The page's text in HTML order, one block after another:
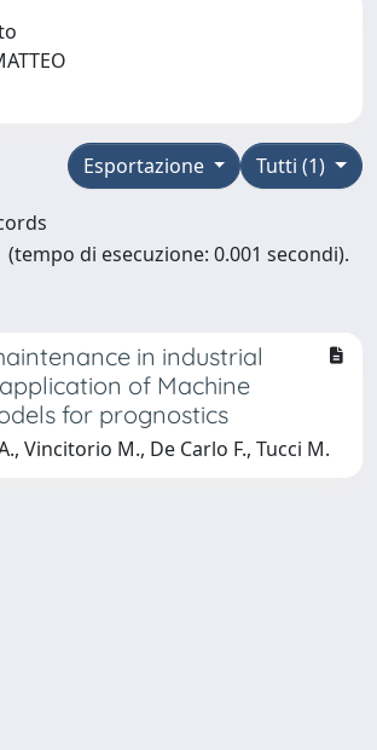
Tutti (1)
Esportazione
(tempo di esecuzione: 0.001 secondi).
in industrial
of Machine
for prognostics
Vincitorio M., De Carlo F., Tucci M.